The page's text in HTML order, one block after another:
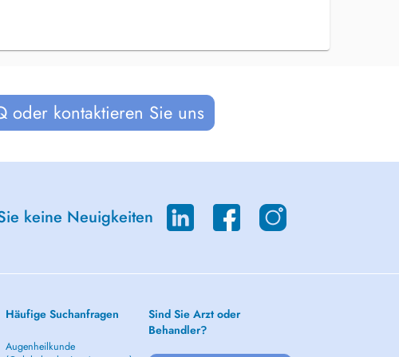
oder kontaktieren Sie uns
keine Neuigkeiten
Häufige Suchanfragen
Augenheilkunde
Sind Sie Arzt oder
Behandler?